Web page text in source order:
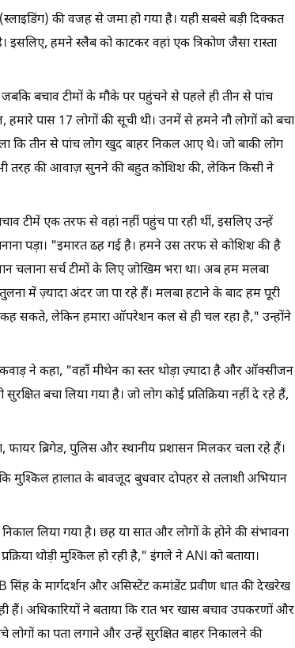
की वजह से जमा हो गया है। यही सबसे बड़ी दिक्कत
हमने स्लैब को काटकर वहां एक त्रिकोण जैसा रास्ता
जबकि बचाव टीमों के मौके पर पहुंचने से पहले ही तीन से पांच
पास 17 लोगों की सूची थी। उनमें से हमने नौ लोगों को बचा
कि तीन से पांच लोग खुद बाहर निकल आए थे। जो बाकी लोग
तरह की आवाज़ सुनने की बहुत कोशिश की, लेकिन किसी ने
टीमें एक तरफ से वहां नहीं पहुंच पा रही थीं, इसलिए उन्हें
पड़ा। "इमारत ढह गई है। हमने उस तरफ से कोशिश की है
चलाना सर्च टीमों के लिए जोखिम भरा था। अब हम मलबा
में ज़्यादा अंदर जा पा रहे हैं। मलबा हटाने के बाद हम पूरी
सकते, लेकिन हमारा ऑपरेशन कल से ही चल रहा है," उन्होंने
ने कहा, "वहाँ मीथेन का स्तर थोड़ा ज़्यादा है और ऑक्सीजन
बचा लिया गया है। जो लोग कोई प्रतिक्रिया नहीं दे रहे हैं,
ब्रिगेड, पुलिस और स्थानीय प्रशासन मिलकर चला रहे हैं।
हालात के बावजूद बुधवार दोपहर से तलाशी अभियान
लिया गया है। छह या सात और लोगों के होने की संभावना
थोड़ी मुश्किल हो रही है," इंगले ने ANI को बताया।
के मार्गदर्शन और असिस्टेंट कमांडेंट प्रवीण धात की देखरेख
अधिकारियों ने बताया कि रात भर खास बचाव उपकरणों और
का पता लगाने और उन्हें सुरक्षित बाहर निकालने की